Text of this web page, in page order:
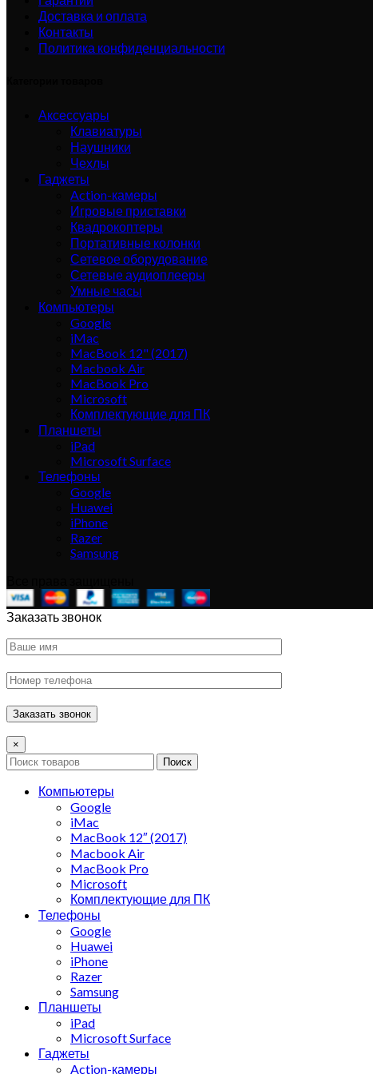
Доставка и оплата
Контакты
Политика конфиденциальности
Аксессуары
Клавиатуры
Наушники
Чехлы
Гаджеты
Action-камеры
Игровые приставки
Квадрокоптеры
Портативные колонки
Сетевое оборудование
Сетевые аудиоплееры
Умные часы
Компьютеры
Google
iMac
MacBook 12" (2017)
Macbook Air
MacBook Pro
Microsoft
Комплектующие для ПК
Планшеты
iPad
Microsoft Surface
Телефоны
Google
Huawei
iPhone
Razer
Samsung
Заказать звонок
×
Поиск
Компьютеры
Google
iMac
MacBook 12″ (2017)
Macbook Air
MacBook Pro
Microsoft
Комплектующие для ПК
Телефоны
Google
Huawei
iPhone
Razer
Samsung
Планшеты
iPad
Microsoft Surface
Гаджеты
Action-камеры